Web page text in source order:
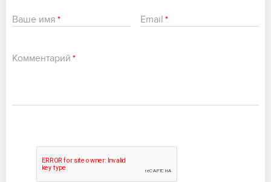
Ваше имя * Email *
Комментарий *